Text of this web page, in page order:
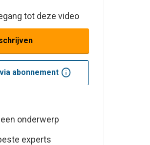
tot deze video
abonnement info
onderwerp
experts